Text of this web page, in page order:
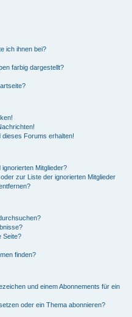
ich ihnen bei?
farbig dargestellt?
dieses Forums erhalten!
Mitglieder?
zur Liste der ignorierten Mitglieder
Seite?
finden?
und einem Abonnements für ein
oder ein Thema abonnieren?